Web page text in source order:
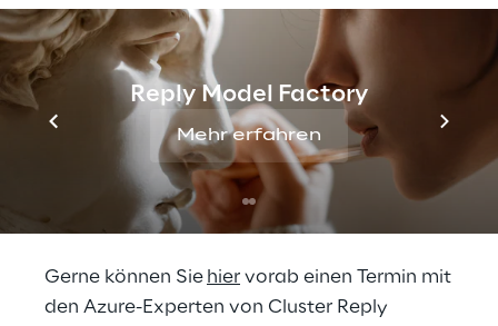
Reply Model Factory
Mehr erfahren
dabei die Best Practices für die Einführung
der Defender Produkte vor und diskutiert im
anschließenden Expertentalk, worauf es bei
einem modernen Betrieb des Defender XDR
ankommt.
Fabian Rogen, Cluster Reply
Mirko Vahldiek, Cluster Reply
Gerne können Sie hier vorab einen Termin mit
den Azure-Experten von Cluster Reply